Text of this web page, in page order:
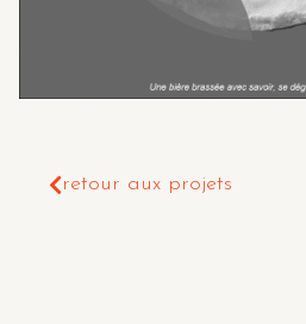
retour aux projets